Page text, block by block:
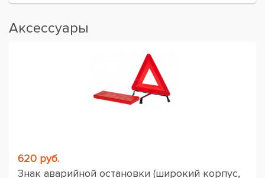
Аксессуары
620 руб.
Знак аварийной остановки (широкий корпус,